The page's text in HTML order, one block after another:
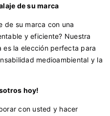
de su marca
de su marca con una
y eficiente? Nuestra
es la elección perfecta para
medioambiental y la
hoy!
con usted y hacer